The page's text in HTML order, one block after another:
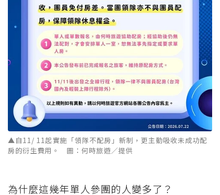
▲自11/ 11起實施「領隊不配房」新制，更主動吸收未成功配
房的衍生費用。 圖：何時旅遊／提供
為什麼這幾年單人參團的人變多了？